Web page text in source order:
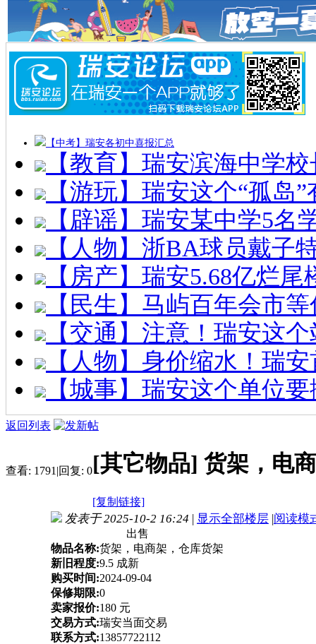
【中考】瑞安各初中喜报汇总
【教育】瑞安滨海中学
【游玩】瑞安这个“孤岛
【辟谣】瑞安某中学5名
【人物】浙BA球员戴子
【房产】瑞安5.68亿烂
【民生】马屿百年会市
【交通】注意！瑞安这
【人物】身价缩水！瑞
【城事】瑞安这个单位
返回列表
查看: 1791 |回复: 0[其它物品] 货架，电
[复制链接]
发表于 2025-10-2 16:24 | 显示全部楼层 |阅读模
出售
物品名称:货架，电商架，仓库货架
新旧程度:9.5 成新
购买时间:2024-09-04
保修期限:0
卖家报价:180 元
交易方式:瑞安当面交易
联系方式:13857722112